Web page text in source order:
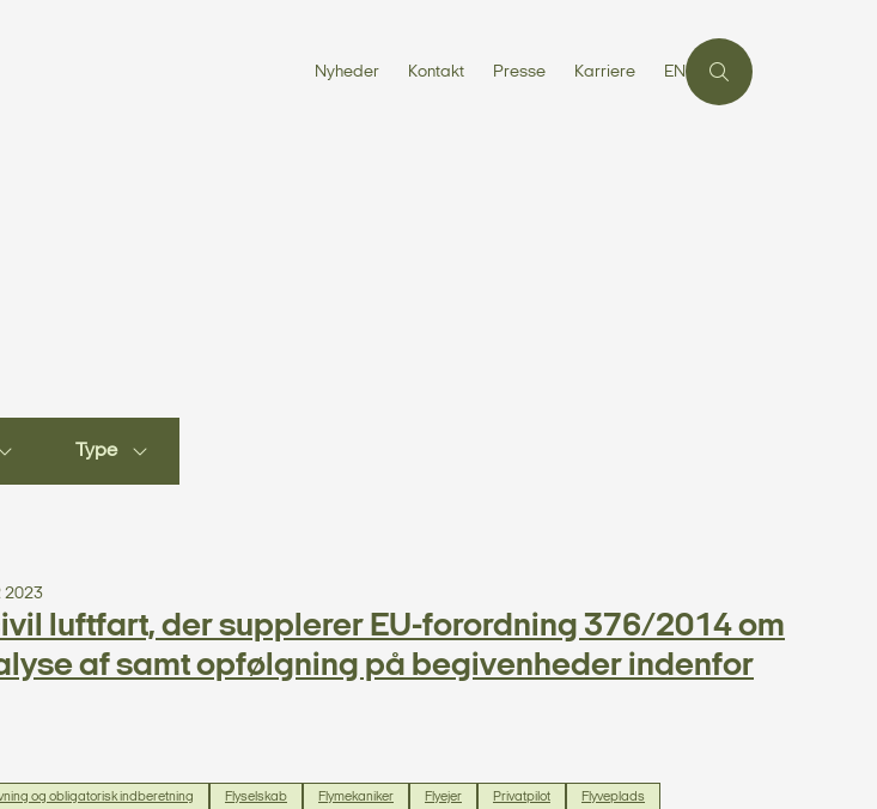
Nyheder Kontakt Presse Karriere EN
Type
2023
luftfart, der supplerer EU-forordning 376/2014 om
af samt opfølgning på begivenheder indenfor
og obligatorisk indberetning Flyselskab Flymekaniker Flyejer Privatpilot Flyveplads